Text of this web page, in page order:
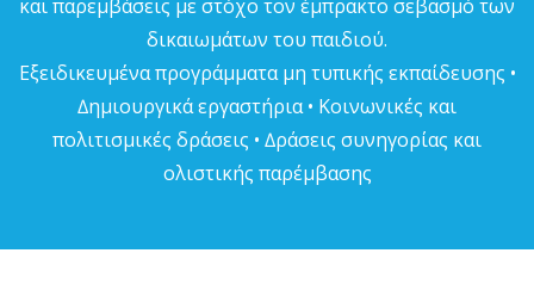
και παρεµβάσεις µε στόχο τον έµπρακτο σεβασµό των
δικαιωµάτων του παιδιού.
Εξειδικευµένα προγράµµατα µη τυπικής εκπαίδευσης •
∆ηµιουργικά εργαστήρια • Κοινωνικές και
πολιτισµικές δράσεις • ∆ράσεις συνηγορίας και
ολιστικής παρέµβασης